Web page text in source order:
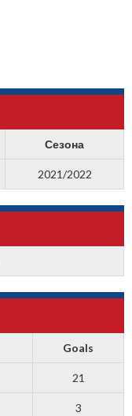
Сезона
2021/2022
Goals
21
3